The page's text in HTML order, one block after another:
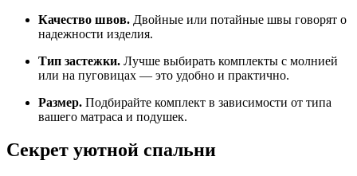
Качество швов. Двойные или потайные швы говорят о
надежности изделия.
Тип застежки. Лучше выбирать комплекты с молнией
или на пуговицах — это удобно и практично.
Размер. Подбирайте комплект в зависимости от типа
вашего матраса и подушек.
Секрет уютной спальни